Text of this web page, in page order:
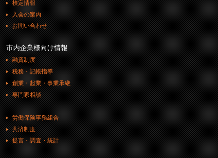
検定情報
入会の案内
お問い合わせ
市内企業様向け情報
融資制度
税務・記帳指導
創業・起業・事業承継
専門家相談
労働保険事務組合
共済制度
提言・調査・統計